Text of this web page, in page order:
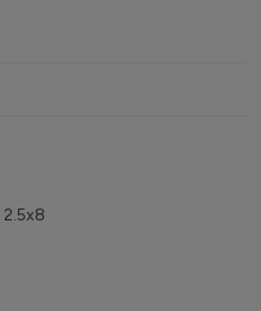
2.5x8